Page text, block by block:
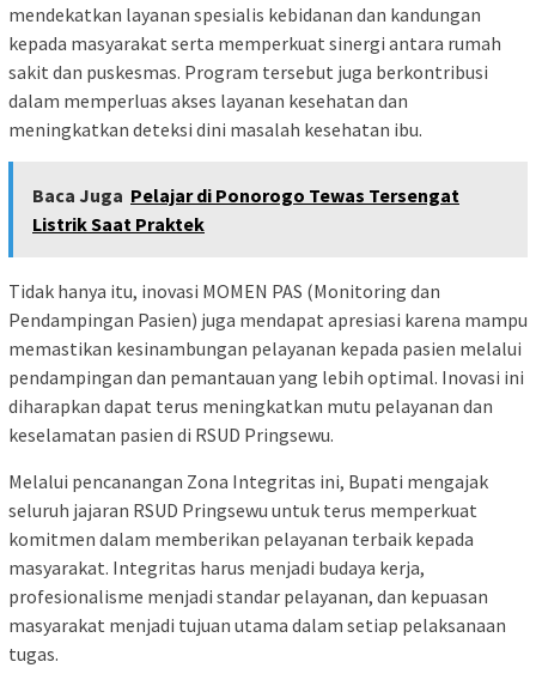
mendekatkan layanan spesialis kebidanan dan kandungan
kepada masyarakat serta memperkuat sinergi antara rumah
sakit dan puskesmas. Program tersebut juga berkontribusi
dalam memperluas akses layanan kesehatan dan
meningkatkan deteksi dini masalah kesehatan ibu.
Baca Juga Pelajar di Ponorogo Tewas Tersengat
Listrik Saat Praktek
Tidak hanya itu, inovasi MOMEN PAS (Monitoring dan
Pendampingan Pasien) juga mendapat apresiasi karena mampu
memastikan kesinambungan pelayanan kepada pasien melalui
pendampingan dan pemantauan yang lebih optimal. Inovasi ini
diharapkan dapat terus meningkatkan mutu pelayanan dan
keselamatan pasien di RSUD Pringsewu.
Melalui pencanangan Zona Integritas ini, Bupati mengajak
seluruh jajaran RSUD Pringsewu untuk terus memperkuat
komitmen dalam memberikan pelayanan terbaik kepada
masyarakat. Integritas harus menjadi budaya kerja,
profesionalisme menjadi standar pelayanan, dan kepuasan
masyarakat menjadi tujuan utama dalam setiap pelaksanaan
tugas.